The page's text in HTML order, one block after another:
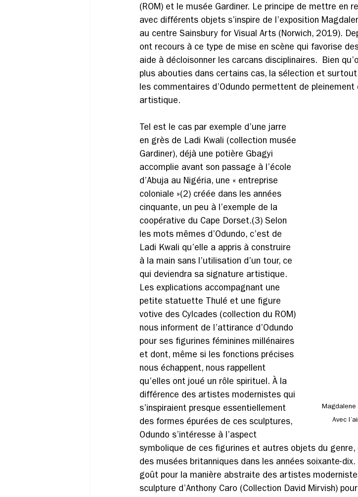
(ROM) et le musée Gardiner. Le principe de mettre en
avec différents objets s’inspire de l’exposition
au centre Sainsbury for Visual Arts (Norwich, 2019).
ont recours à ce type de mise en scène qui favorise
aide à décloisonner les carcans disciplinaires.  Bien
plus abouties dans certains cas, la sélection et
les commentaires d’Odundo permettent de
artistique.
Magdalene
Avec
Tel est le cas par exemple d’une jarre
en grès de Ladi Kwali (collection musée
Gardiner), déjà une potière Gbagyi
accomplie avant son passage à l’école
d’Abuja au Nigéria, une « entreprise
coloniale »(2) créée dans les années
cinquante, un peu à l’exemple de la
coopérative du Cape Dorset.(3) Selon
les mots mêmes d’Odundo, c’est de
Ladi Kwali qu’elle a appris à construire
à la main sans l’utilisation d’un tour, ce
qui deviendra sa signature artistique.
Les explications accompagnant une
petite statuette Thulé et une figure
votive des Cylcades (collection du ROM)
nous informent de l’attirance d’Odundo
pour ses figurines féminines millénaires
et dont, même si les fonctions précises
nous échappent, nous rappellent
qu’elles ont joué un rôle spirituel. À la
différence des artistes modernistes qui
s’inspiraient presque essentiellement
des formes épurées de ces sculptures,
Odundo s’intéresse à l’aspect
symbolique de ces figurines et autres objets du genre,
des musées britanniques dans les années soixante-
goût pour la manière abstraite des artistes
sculpture d’Anthony Caro (Collection David Mirvish)